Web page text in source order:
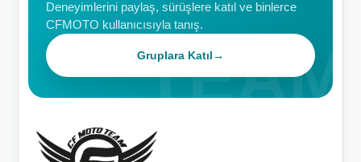
Deneyimlerini paylaş, sürüşlere katıl ve binlerce
CFMOTO kullanıcısıyla tanış.
Gruplara Katıl→